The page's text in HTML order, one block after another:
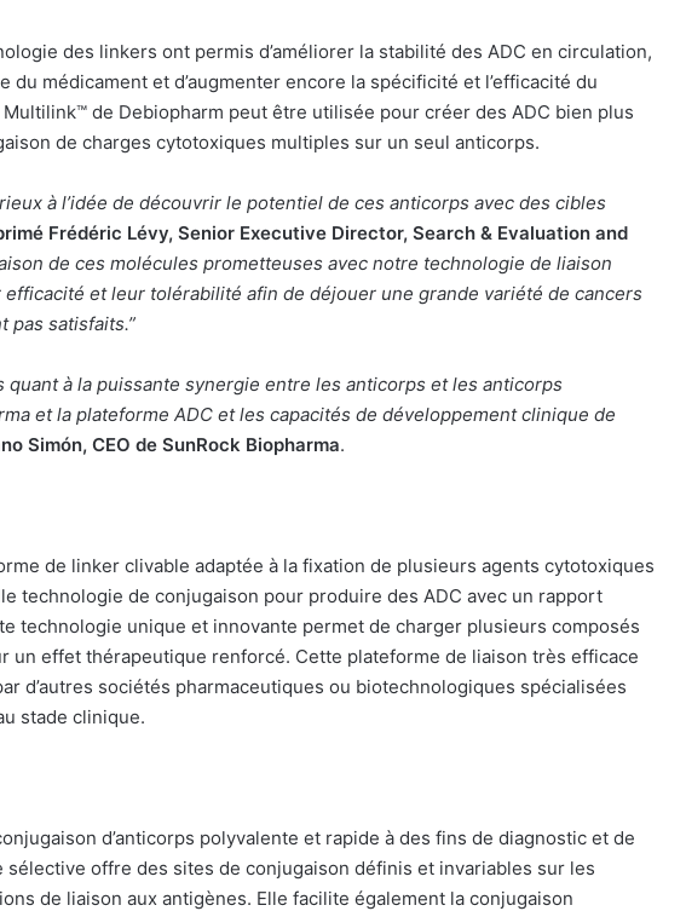
des linkers ont permis d’améliorer la stabilité des ADC en circulation,
médicament et d’augmenter encore la spécificité et l’efficacité du
de Debiopharm peut être utilisée pour créer des ADC bien plus
de charges cytotoxiques multiples sur un seul anticorps.
à l’idée de découvrir le potentiel de ces anticorps avec des cibles
Frédéric Lévy, Senior Executive Director, Search & Evaluation and
de ces molécules prometteuses avec notre technologie de liaison
et leur tolérabilité afin de déjouer une grande variété de cancers
pas satisfaits.”
quant à la puissante synergie entre les anticorps et les anticorps
et la plateforme ADC et les capacités de développement clinique de
Simón, CEO de SunRock Biopharma.
de linker clivable adaptée à la fixation de plusieurs agents cytotoxiques
technologie de conjugaison pour produire des ADC avec un rapport
technologie unique et innovante permet de charger plusieurs composés
un effet thérapeutique renforcé. Cette plateforme de liaison très efficace
d’autres sociétés pharmaceutiques ou biotechnologiques spécialisées
stade clinique.
d’anticorps polyvalente et rapide à des fins de diagnostic et de
sélective offre des sites de conjugaison définis et invariables sur les
de liaison aux antigènes. Elle facilite également la conjugaison